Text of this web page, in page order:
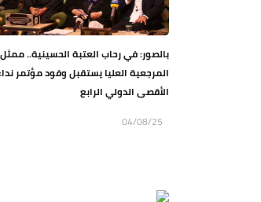
بالصور: في رحاب العتبة الحسينية.. ممثل
المرجعية العليا يستقبل وفود مؤتمر
الأقصى الدولي الرابع
04/08/25